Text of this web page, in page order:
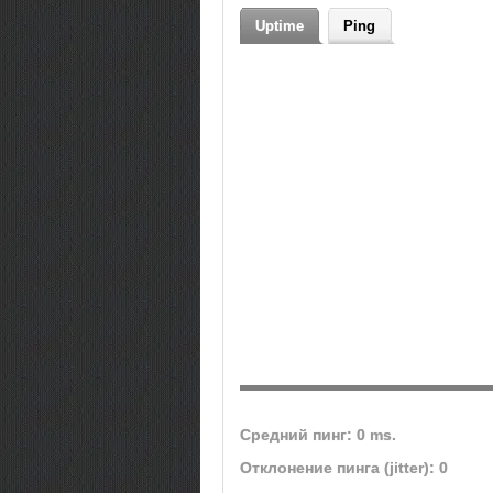
Теги
pvp, new, donate, x1000,
UniverseMU, Universe Pro...,
Uptime Ping
Средний пинг: 0 ms.
Отклонение пинга (jitter): 0